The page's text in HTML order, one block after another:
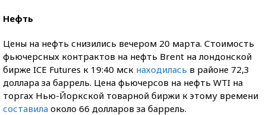
Нефть
Цены на нефть снизились вечером 20 марта. Стоимость
фьючерсных контрактов на нефть Brent на лондонской
бирже ICE Futures к 19:40 мск находилась в районе 72,3
доллара за баррель. Цена фьючерсов на нефть WTI на
торгах Нью-Йоркской товарной биржи к этому времени
составила около 66 долларов за баррель.